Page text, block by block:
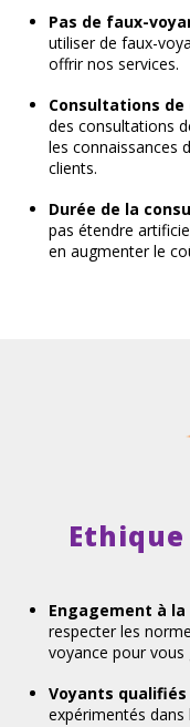
Pas de faux-
utiliser de faux-
offrir nos services.
Consultations de
des consultations
les connaissances
clients.
Durée de la
pas étendre
en augmenter le
Engagement à
respecter les
voyance pour vous
Voyants qualifiés
expérimentés